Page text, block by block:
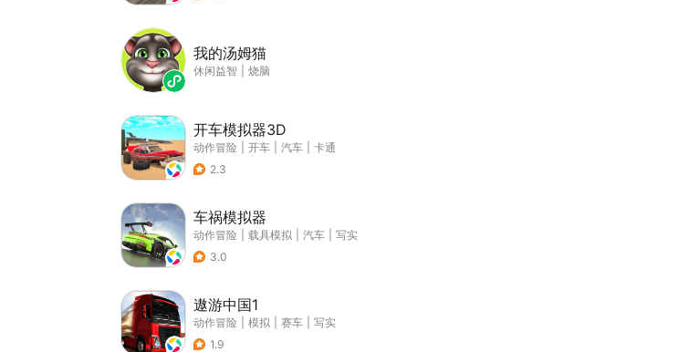
我的汤姆猫
休闲益智 烧脑
开车模拟器3D
动作冒险 开车 汽车
卡通
2.3
车祸模拟器
动作冒险 载具模拟 汽车
写实
3.0
遨游中国1
动作冒险 模拟 赛车
写实
1.9